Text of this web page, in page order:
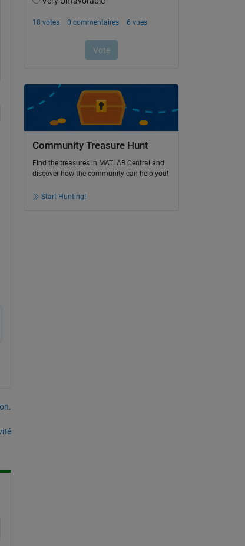
Community Treasure Hunt
Find the treasures in MATLAB Central and
discover how the community can help you!
Start Hunting!